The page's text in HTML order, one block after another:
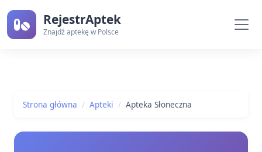
RejestrAptek
Znajdź aptekę w Polsce
Strona główna Apteki Apteka Słoneczna